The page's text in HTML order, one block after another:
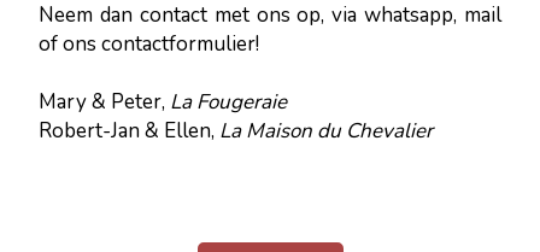
Neem dan contact met ons op, via whatsapp, mail
of ons contactformulier!
Mary & Peter, La Fougeraie
Robert-Jan & Ellen, La Maison du Chevalier